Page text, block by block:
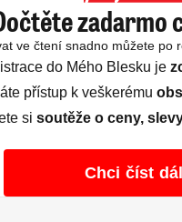
zadarmo
ve čtení snadno můžete po
do Mého Blesku je
přístup k veškerému
si soutěže o ceny,
Chci číst